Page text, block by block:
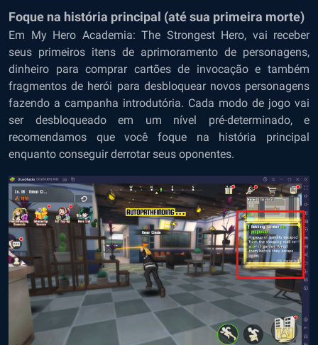
Foque na história principal (até sua primeira morte)
Em My Hero Academia: The Strongest Hero, vai receber
seus primeiros itens de aprimoramento de personagens,
dinheiro para comprar cartões de invocação e também
fragmentos de herói para desbloquear novos personagens
fazendo a campanha introdutória. Cada modo de jogo vai
ser desbloqueado em um nível pré-determinado, e
recomendamos que você foque na história principal
enquanto conseguir derrotar seus oponentes.